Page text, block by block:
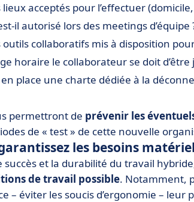
acceptés pour l’effectuer
il autorisé lors des meetings d’équipe
outils collaboratifs mis à disposition
horaire le collaborateur se doit d’être
place une charte dédiée à la
permettront de prévenir les
de « test » de cette nouvelle
les besoins
et la durabilité du travail
de travail possible. Notamment,
– éviter les soucis d’ergonomie –